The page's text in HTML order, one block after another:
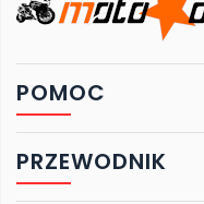
POMOC
PRZEWODNIK